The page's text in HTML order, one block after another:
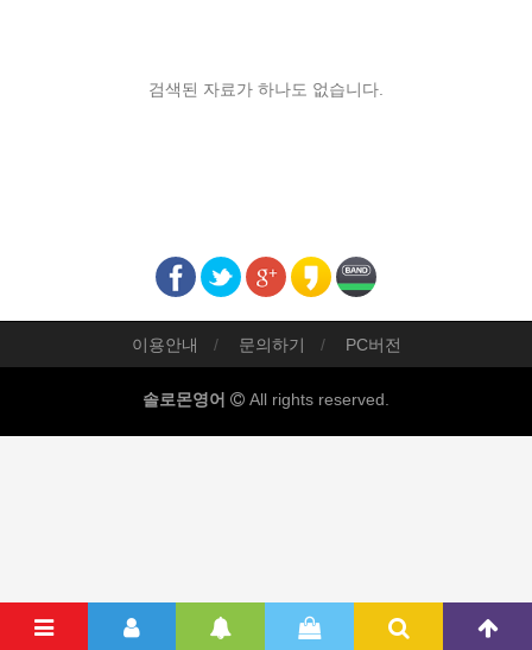
검색된 자료가 하나도 없습니다.
이용안내 문의하기 PC버전
솔로몬영어 All rights reserved.